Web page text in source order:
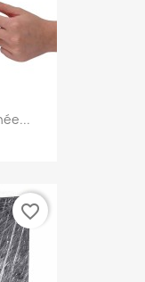
favorite_border